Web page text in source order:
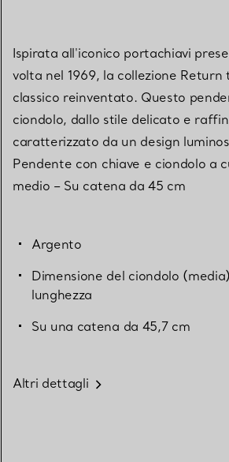
Ispirata all'iconico portachiavi
volta nel 1969, la collezione
classico reinventato. Questo
ciondolo, dallo stile delicato e
caratterizzato da un design
Pendente con chiave e ciondolo a
medio – Su catena da 45 cm
Argento
Dimensione del ciondolo
lunghezza
Su una catena da 45,7 cm
Altri dettagli